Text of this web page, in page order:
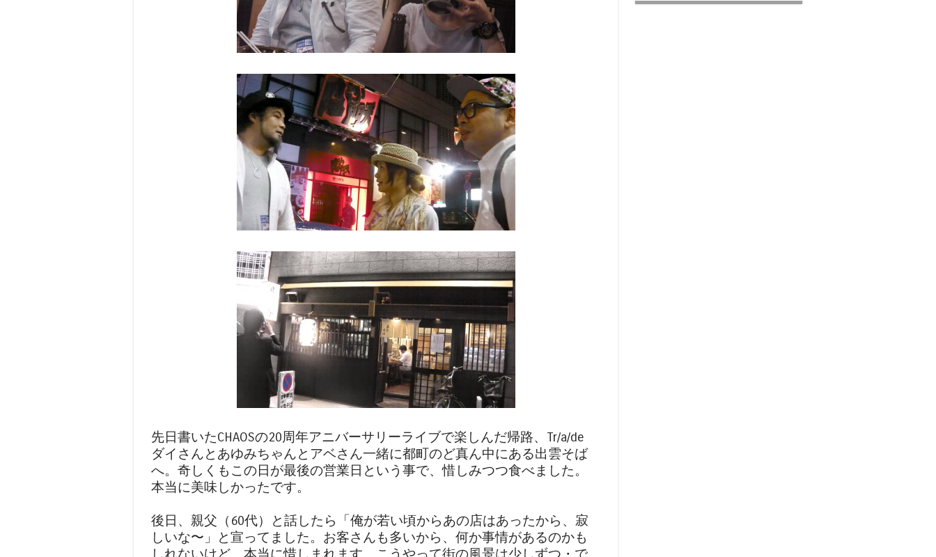
先日書いたCHAOSの20周年アニバーサリーライブで楽しんだ帰路、Tr/a/de
ダイさんとあゆみちゃんとアベさん一緒に都町のど真ん中にある出雲そば
へ。奇しくもこの日が最後の営業日という事で、惜しみつつ食べました。
本当に美味しかったです。
後日、親父（60代）と話したら「俺が若い頃からあの店はあったから、寂
しいな〜」と宣ってました。お客さんも多いから、何か事情があるのかも